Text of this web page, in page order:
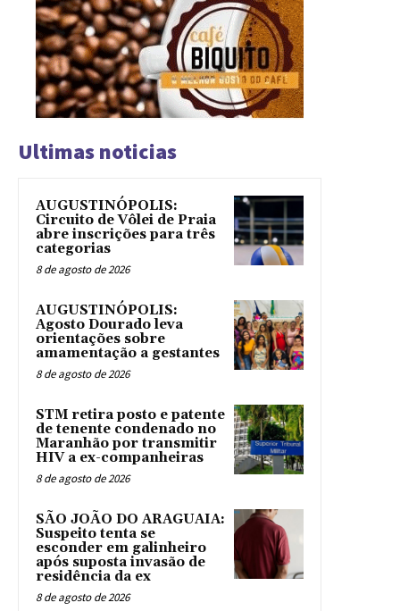
Ultimas noticias
AUGUSTINÓPOLIS:
Circuito de Vôlei de Praia
abre inscrições para três
categorias
8 de agosto de 2026
AUGUSTINÓPOLIS:
Agosto Dourado leva
orientações sobre
amamentação a gestantes
8 de agosto de 2026
STM retira posto e patente
de tenente condenado no
Maranhão por transmitir
HIV a ex-companheiras
8 de agosto de 2026
SÃO JOÃO DO ARAGUAIA:
Suspeito tenta se
esconder em galinheiro
após suposta invasão de
residência da ex
8 de agosto de 2026